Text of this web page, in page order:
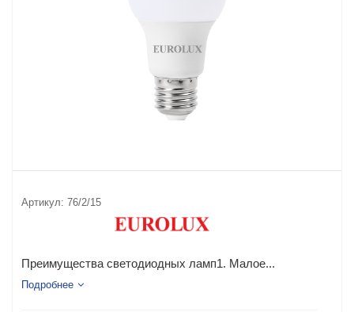
Артикул: 76/2/15
Преимущества светодиодных ламп1. Малое...
Подробнее